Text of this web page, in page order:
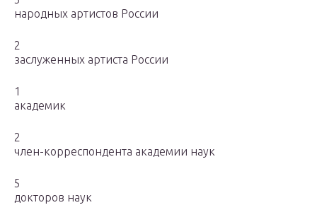
народных артистов России
2
заслуженных артиста России
1
академик
2
член-корреспондента академии наук
5
докторов наук